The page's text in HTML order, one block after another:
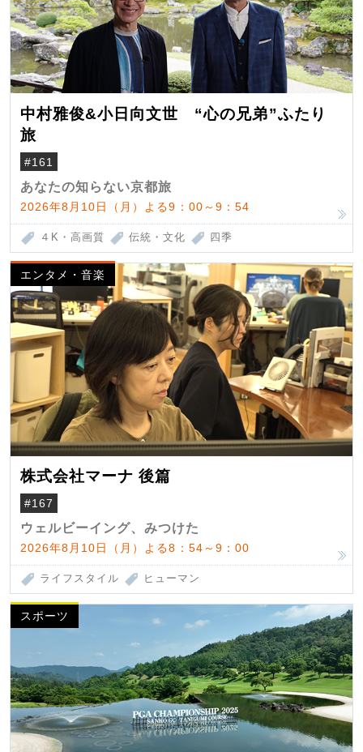
中村雅俊&小日向文世 “心の兄弟”ふたり
旅
#161
あなたの知らない京都旅
2026年8月10日（月）よる9：00～9：54
４K・高画質 伝統・文化 四季
エンタメ・音楽
株式会社マーナ 後篇
#167
ウェルビーイング、みつけた
2026年8月10日（月）よる8：54～9：00
ライフスタイル ヒューマン
スポーツ